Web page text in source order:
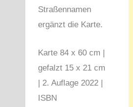
Straßennamen
ergänzt die Karte.
Karte 84 x 60 cm |
gefalzt 15 x 21 cm
| 2. Auflage 2022 |
ISBN